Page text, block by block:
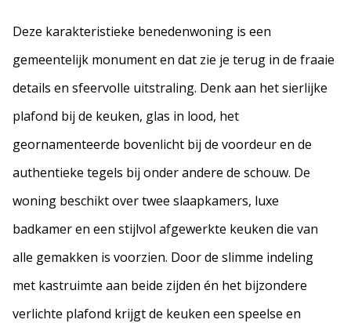
Deze karakteristieke benedenwoning is een
gemeentelijk monument en dat zie je terug in de fraaie
details en sfeervolle uitstraling. Denk aan het sierlijke
plafond bij de keuken, glas in lood, het
geornamenteerde bovenlicht bij de voordeur en de
authentieke tegels bij onder andere de schouw. De
woning beschikt over twee slaapkamers, luxe
badkamer en een stijlvol afgewerkte keuken die van
alle gemakken is voorzien. Door de slimme indeling
met kastruimte aan beide zijden én het bijzondere
verlichte plafond krijgt de keuken een speelse en